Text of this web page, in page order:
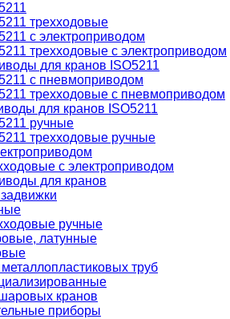
трехходовые
с электроприводом
трехходовые с электроприводом
для кранов ISO5211
с пневмоприводом
трехходовые с пневмоприводом
для кранов ISO5211
ручные
трехходовые ручные
с электроприводом
для кранов
ручные
латунные
труб
кранов
приборы